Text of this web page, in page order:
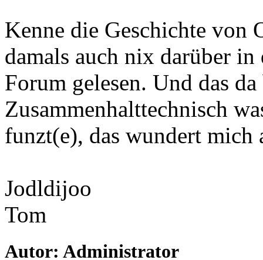
Kenne die Geschichte von
damals auch nix darüber in
Forum gelesen. Und das
Zusammenhalttechnisch
funzt(e), das wundert mich
Jodldijoo
Tom
Autor: Administrator